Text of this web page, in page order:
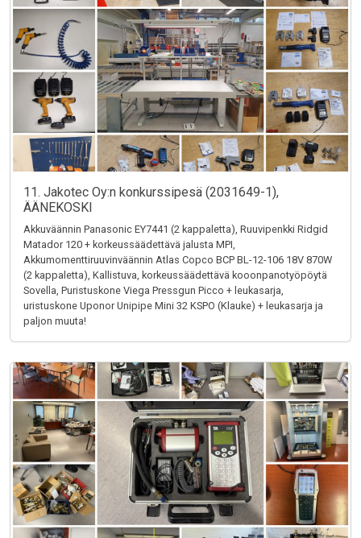
11. Jakotec Oy:n konkurssipesä (2031649-1),
ÄÄNEKOSKI
Akkuväännin Panasonic EY7441 (2 kappaletta), Ruuvipenkki Ridgid
Matador 120 + korkeussäädettävä jalusta MPI,
Akkumomenttiruuvinväännin Atlas Copco BCP BL-12-106 18V 870W
(2 kappaletta), Kallistuva, korkeussäädettävä kooonpanotyöpöytä
Sovella, Puristuskone Viega Pressgun Picco + leukasarja,
uristuskone Uponor Unipipe Mini 32 KSPO (Klauke) + leukasarja ja
paljon muuta!